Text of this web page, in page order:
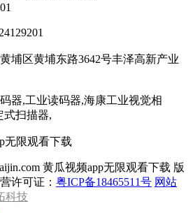
黄埔区黄埔东路3642号丰泽高新产业
码器,工业读码器,海康工业视觉相
式扫描器,
无限观看下载
黄瓜视频app无限观看下载 版
证： 粤ICP备18465511号 网站
科技